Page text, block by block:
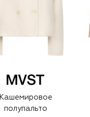
Кашемировое
полупальто